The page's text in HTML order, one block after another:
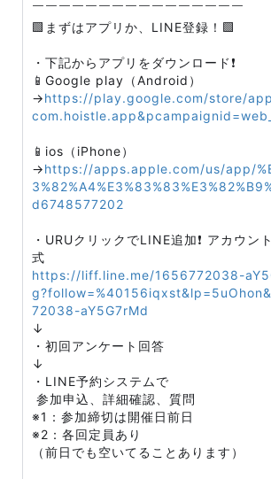
￣￣￣￣￣￣￣￣￣￣￣￣￣￣￣￣
🟩まずはアプリか、LINE登録！🟩
・下記からアプリをダウンロード❗️
📱Google play（Android）
→https://play.google.com/store/
📱ios（iPhone）
→https://apps.apple.com/us/app/
d6748577202
・URUクリックでLINE追加❗️ アカウン
式️
https://liff.line.me/1656772038-
72038-aY5G7rMd
↓
・初回アンケート回答
↓
・LINE予約システムで
参加申込、詳細確認、質問
※1：参加締切は開催日前日
※2：各回定員あり
（前日でも空いてることあります）